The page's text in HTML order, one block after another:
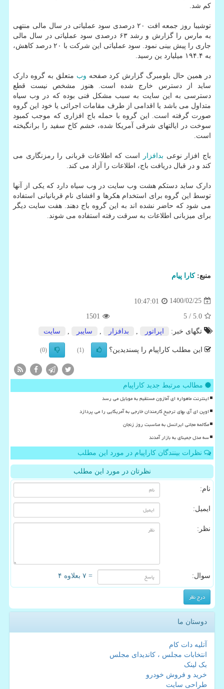
کم شد.
توشیبا روز جمعه افت ۲۰ درصدی سود عملیاتی در سال مالی منتهی
به مارس را گزارش و رشد ۶۳ درصدی سود عملیاتی در سال مالی
جاری را پیش بینی نمود. سود عملیاتی این شرکت با ۲۰ درصد کاهش،
به ۱۹۴.۴ میلیارد ین رسید.
در همین حال بلومبرگ گزارش کرد صفحه وب متعلق به گروه دارک
ساید از دسترس خارج شده است. هنوز مشخص نیست قطع
دسترسی به این سایت به سبب مشکل فنی بوده که در وب سیاه
متداول می باشد یا اقدامی از طرف مقامات اجرائی یا خود این گروه
صورت گرفته است. این گروه با حمله باج افزاری که موجب کمبود
سوخت در ایالتهای شرقی آمریکا شده، خشم کاخ سفید را برانگیخته
است.
باج افزار نوعی بدافزار
است که اطلاعات قربانی را رمزنگاری می
کند و در قبال دریافت باج، اطلاعات را آزاد می کند.
دارک ساید دستکم هشت وب سایت در وب سیاه دارد که یکی از آنها
توسط این گروه برای استخدام هکرها و افشای نام قربانیانی استفاده
می شود که حاضر نشده اند به این گروه باج دهند. هفت سایت دیگر
برای میزبانی اطلاعات به سرقت رفته استفاده می شوند.
منبع:كارا پیام
1400/02/25
10:47:01
5.0
/ 5
1501
تگهای خبر:
اپراتور بدافزار سایبر سایت
این مطلب کاراپیام را پسندیدین؟ (1)
(0)
مطالب مرتبط جدید کاراپیام
اینترنت ماهواره ای آمازون مستقیم به موبایل می رسد
اوپن ای آی بهای ترجیح کارمندان خارجی به آمریکایی را می پردازد
مکالمه مجانی ایرانسل به مناسبت روز زنجان
سه مدل جمینای به بازار آمدند
نظرات بینندگان کاراپیام در مورد این مطلب
نظرتان در مورد این مطلب
نام:
ایمیل:
نظر:
سوال: = ۷ بعلاوه ۴
دوستان ما
آتلیه دات کام
انتخابات مجلس ، کاندیدای مجلس
بک لینک
خرید و فروش خودرو
طراحی سایت